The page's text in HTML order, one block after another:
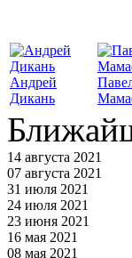
Андрей
Дикань
14 августа 2021
07 августа 2021
31 июля 2021
24 июля 2021
23 июня 2021
16 мая 2021
08 мая 2021